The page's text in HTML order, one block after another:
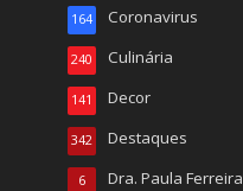
Coronavirus
164
Culinária
240
Decor
141
Destaques
342
Dra. Paula Ferreira
6